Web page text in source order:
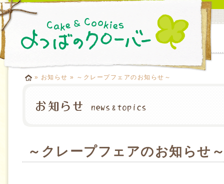
» お知らせ » ～クレープフェアのお知らせ～
～クレープフェアのお知らせ